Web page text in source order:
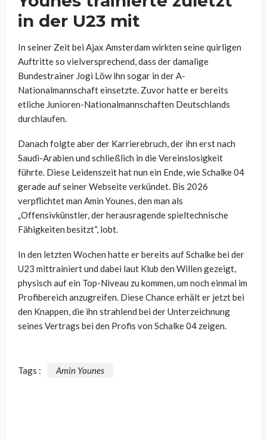
in der U23 mit
In seiner Zeit bei Ajax Amsterdam wirkten seine quirligen
Auftritte so vielversprechend, dass der damalige
Bundestrainer Jogi Löw ihn sogar in der A-
Nationalmannschaft einsetzte. Zuvor hatte er bereits
etliche Junioren-Nationalmannschaften Deutschlands
durchlaufen.
Danach folgte aber der Karrierebruch, der ihn erst nach
Saudi-Arabien und schließlich in die Vereinslosigkeit
führte. Diese Leidenszeit hat nun ein Ende, wie Schalke 04
gerade auf seiner Webseite verkündet. Bis 2026
verpflichtet man Amin Younes, den man als
„Offensivkünstler, der herausragende spieltechnische
Fähigkeiten besitzt“, lobt.
In den letzten Wochen hatte er bereits auf Schalke bei der
U23 mittrainiert und dabei laut Klub den Willen gezeigt,
physisch auf ein Top-Niveau zu kommen, um noch einmal im
Profibereich anzugreifen. Diese Chance erhält er jetzt bei
den Knappen, die ihn strahlend bei der Unterzeichnung
seines Vertrags bei den Profis von Schalke 04 zeigen.
Tags : Amin Younes